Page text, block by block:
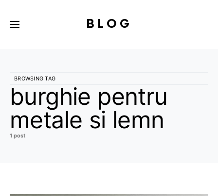
BLOG
BROWSING TAG
burghie pentru
metale si lemn
1 post